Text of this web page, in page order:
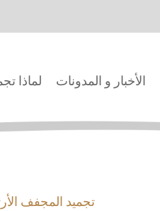
لماذا الأخبار و المدونات
تجميد المجفف